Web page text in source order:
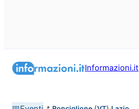
Informazioni.it